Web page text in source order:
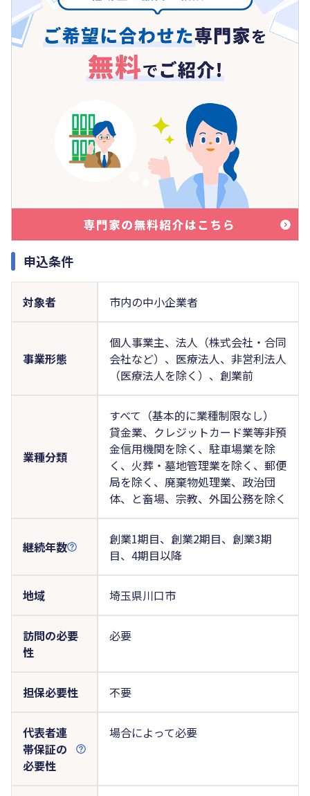
申込条件
対象者 市内の中小企業者
事業形態
個人事業主、法人（株式会社・合同
会社など）、医療法人、非営利法人
（医療法人を除く）、創業前
業種分類
すべて（基本的に業種制限なし）
貸金業、クレジットカード業等非預
金信用機関を除く、駐車場業を除
く、火葬・墓地管理業を除く、郵便
局を除く、廃棄物処理業、政治団
体、と畜場、宗教、外国公務を除く
継続年数
創業1期目、創業2期目、創業3期
目、4期目以降
地域 埼玉県川口市
訪問の必要
性
必要
担保必要性 不要
代表者連
帯保証の
必要性
場合によって必要